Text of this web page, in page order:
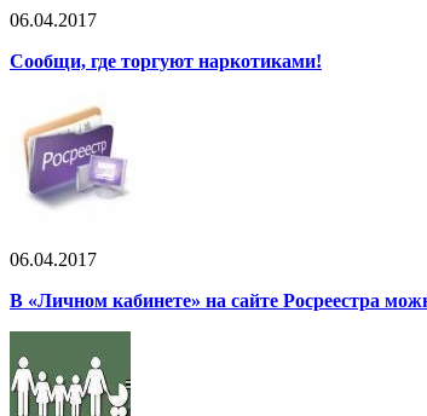
06.04.2017
Сообщи, где торгуют наркотиками!
06.04.2017
В «Личном кабинете» на сайте Росреестра